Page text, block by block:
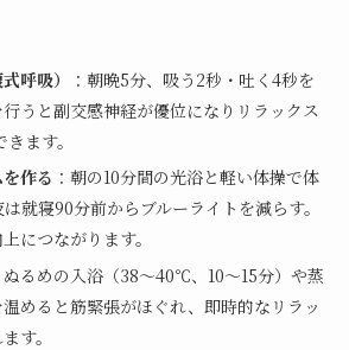
呼吸）
：朝晩5分、吸う2秒・吐く4秒を
うと副交感神経が優位になりリラックス
ます。
作る ：朝の10分間の光浴と軽い体操で体
就寝90分前からブルーライトを減らす。
につながります。
るめの入浴（38〜40℃、10〜15分）や蒸
めると筋緊張がほぐれ、即時的なリラッ
す。